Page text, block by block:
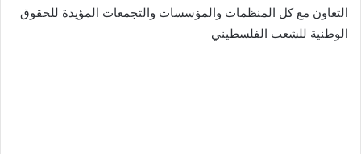
التعاون مع كل المنظمات والمؤسسات والتجمعات المؤيدة للحقوق
الوطنية للشعب الفلسطيني